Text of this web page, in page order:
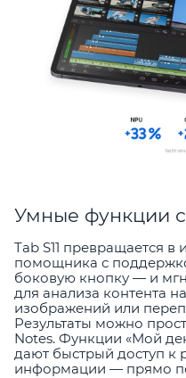
Умные функции с
Tab S11 превращается в
помощника с
боковую кнопку — и
для анализа контента
изображений или
Результаты можно
Notes. Функции «Мой
дают быстрый доступ к
информации — прямо